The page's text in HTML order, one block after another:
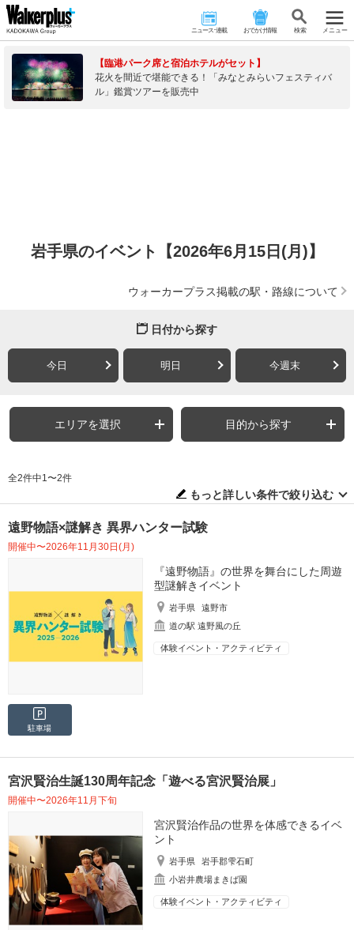
ニュース･連載 おでかけ情報 検 索 メニュー
【臨港パーク席と宿泊ホテルがセット】
花火を間近で堪能できる！「みなとみらいフェスティバ
ル」鑑賞ツアーを販売中
岩手県のイベント【2026年6月15日(月)】
ウォーカープラス掲載の駅・路線について
日付から探す
今日 明日 今週末
エリアを選択 目的から探す
全2件中1〜2件
もっと詳しい条件で絞り込む
遠野物語×謎解き 異界ハンター試験
開催中〜2026年11月30日(月)
『遠野物語』の世界を舞台にした周遊
型謎解きイベント
岩手県
遠野市
道の駅 遠野風の丘
体験イベント・アクティビティ
駐車場
宮沢賢治生誕130周年記念「遊べる宮沢賢治展」
開催中〜2026年11月下旬
宮沢賢治作品の世界を体感できるイベ
ント
岩手県
岩手郡雫石町
小岩井農場まきば園
体験イベント・アクティビティ